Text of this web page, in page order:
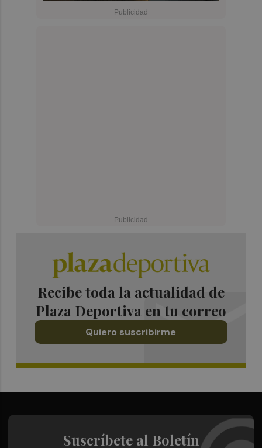
Recibe toda la actualidad de
Plaza Deportiva en tu correo
Quiero suscribirme
Suscríbete al Boletín